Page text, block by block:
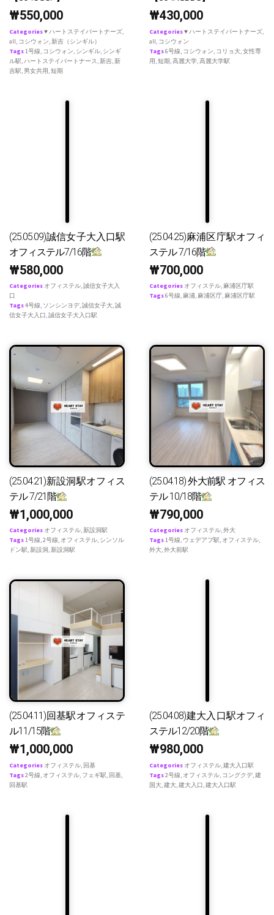
₩550,000
Categories♥ ハートステイパートナーズ,
all, コシウォン,新吉（シンギル）
Tags1号線, コシウォン, シンギル, シンギ
ル駅,ハートステイパートナース,新吉,新
吉駅, 男女共用,短期
₩430,000
Categories♥ ハートステイパートナーズ,
all, コシウォン
Tags6号線, コシウォン, コリョ大,女性専
用,短期,高麗大学,高麗大学駅
(25.05.09)誠信女子大入口駅
オフィステル7/16階
₩580,000
Categories オフィステル,誠信女子大入
口
Tags4号線, ソンシンヨデ,誠信女子大,誠
信女子大入口,誠信女子大入口駅
(25.04.25)麻浦区庁駅オフィ
ステル 7/16階
₩700,000
Categories オフィステル, 麻浦区庁駅
Tags6号線, 麻浦, 麻浦区庁, 麻浦区庁駅
(25.04.21)新設洞駅オフィス
テル 7/21階
₩1,000,000
Categories オフィステル,新設洞駅
Tags1号線,2号線, オフィステル, シンソル
ドン駅,新設洞 ,新設洞駅
(25.04.18) 外大前駅 オフィス
テル 10/18階
₩790,000
Categories オフィステル,外大
Tags1号線, ウェデアプ駅, オフィステル,
外大,外大前駅
(25.04.11)回基駅オフィステ
ル11/15階
₩1,000,000
Categories オフィステル, 回基
Tags2号線, オフィステル, フェギ駅, 回基,
回基駅
(25.04.08)建大入口駅オフィ
ステル12/20階
₩980,000
Categories オフィステル,建大入口駅
Tags2号線, オフィステル, コングクデ,建
国大,建大,建大入口,建大入口駅